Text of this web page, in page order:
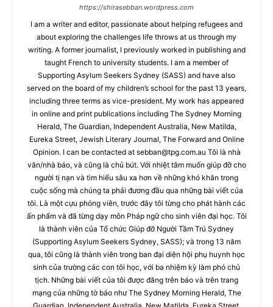
https://shirasebban.wordpress.com
I am a writer and editor, passionate about helping refugees and
about exploring the challenges life throws at us through my
writing. A former journalist, I previously worked in publishing and
taught French to university students. I am a member of
Supporting Asylum Seekers Sydney (SASS) and have also
served on the board of my children’s school for the past 13 years,
including three terms as vice-president. My work has appeared
in online and print publications including The Sydney Morning
Herald, The Guardian, Independent Australia, New Matilda,
Eureka Street, Jewish Literary Journal, The Forward and Online
Opinion. I can be contacted at sebban@tpg.com.au Tôi là nhà
văn/nhà báo, và cũng là chủ bút. Với nhiệt tâm muốn giúp đỡ cho
người tị nạn và tìm hiểu sâu xa hơn về những khó khăn trong
cuộc sống mà chúng ta phải đương đầu qua những bài viết của
tôi. Là một cựu phóng viên, trước đây tôi từng cho phát hành các
ấn phẩm và đã từng dạy môn Pháp ngữ cho sinh viên đại học. Tôi
là thành viên của Tổ chức Giúp đỡ Người Tầm Trú Sydney
(Supporting Asylum Seekers Sydney, SASS); và trong 13 năm
qua, tôi cũng là thành viên trong ban đại diện hội phụ huynh học
sinh của trường các con tôi học, với ba nhiệm kỳ làm phó chủ
tịch. Những bài viết của tôi được đăng trên báo và trên trang
mạng của những tờ báo như The Sydney Morning Herald, The